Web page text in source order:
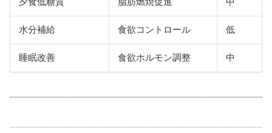
水分補給 食欲コントロール 低
睡眠改善 食欲ホルモン調整 中